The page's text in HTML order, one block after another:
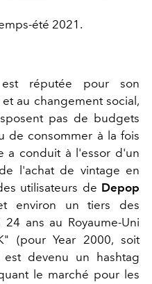
été 2021.
réputée pour son
au changement social,
pas de budgets
de consommer à la fois
a conduit à l'essor d'un
l'achat de vintage en
utilisateurs de Depop
environ un tiers des
ans au Royaume-Uni
(pour Year 2000, soit
devenu un hashtag
le marché pour les